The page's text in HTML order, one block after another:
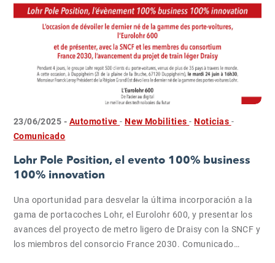
23/06/2025 - Automotive-New Mobilities-Noticias -
Comunicado
Lohr Pole Position, el evento 100% business
100% innovation
Una oportunidad para desvelar la última incorporación a la
gama de portacoches Lohr, el Eurolohr 600, y presentar los
avances del proyecto de metro ligero de Draisy con la SNCF y
los miembros del consorcio France 2030. Comunicado…